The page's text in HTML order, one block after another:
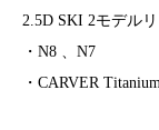
2.5D SKI 2モデル
・N8 、N7
・CARVER Titanium